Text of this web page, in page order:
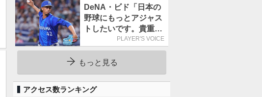
DeNA・ビド「日本の
野球にもっとアジャス
トしたいです。貴重な
経験になると思いま
す」／日本球界
PLAYER'S VOICE
もっと見る
アクセス数ランキング